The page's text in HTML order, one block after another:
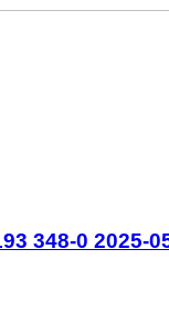
348-0 2025-